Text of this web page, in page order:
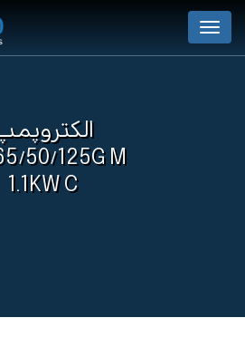
Menu
50/125G M
1.1KW C